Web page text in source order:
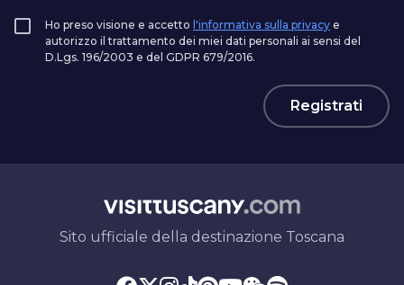
Ho preso visione e accetto l'informativa sulla privacy e
autorizzo il trattamento dei miei dati personali ai sensi del
D.Lgs. 196/2003 e del GDPR 679/2016.
Registrati
Sito ufficiale della destinazione Toscana